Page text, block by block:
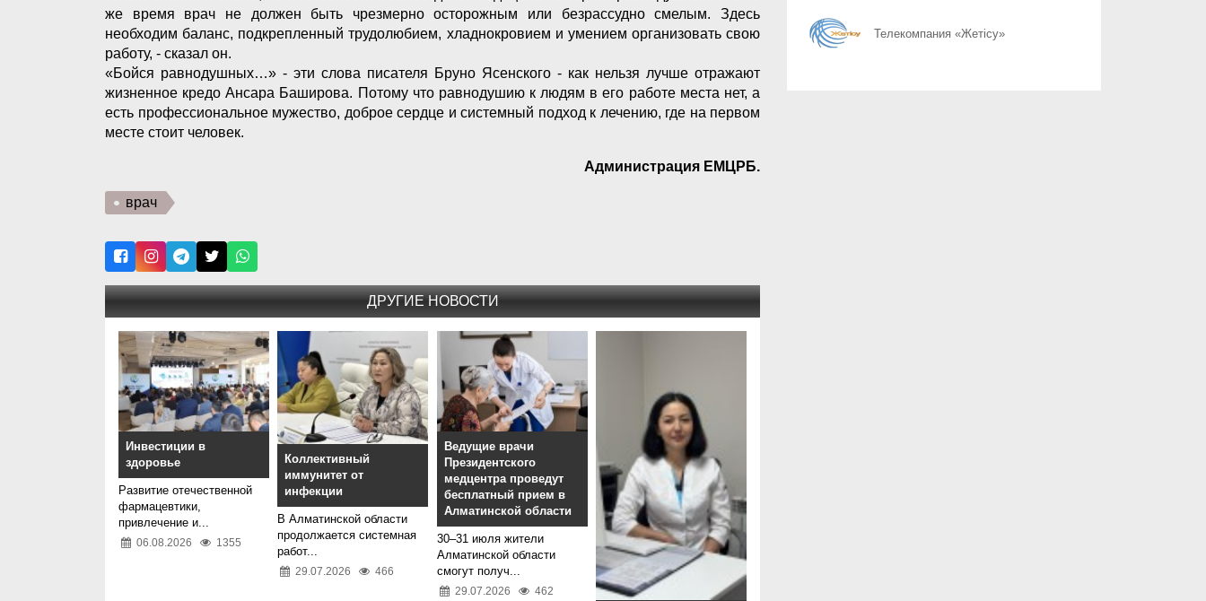
же время врач не должен быть чрезмерно осторожным или безрассудно смелым. Здесь
необходим баланс, подкрепленный трудолюбием, хладнокровием и умением организовать свою
работу, - сказал он.
«Бойся равнодушных…» - эти слова писателя Бруно Ясенского - как нельзя лучше отражают
жизненное кредо Ансара Баширова. Потому что равнодушию к людям в его работе места нет, а
есть профессиональное мужество, доброе сердце и системный подход к лечению, где на первом
месте стоит человек.
Администрация ЕМЦРБ.
врач
ДРУГИЕ НОВОСТИ
Инвестиции в
здоровье
Развитие отечественной
фармацевтики,
привлечение и...
06.08.2026 1355
Коллективный
иммунитет от
инфекции
В Алматинской области
продолжается системная
работ...
29.07.2026 466
Ведущие врачи
Президентского
медцентра проведут
бесплатный прием в
Алматинской области
30–31 июля жители
Алматинской области
смогут получ...
29.07.2026 462
Телекомпания «Жетісу»